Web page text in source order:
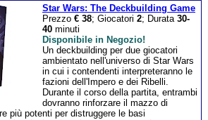
Star Wars: The Deckbuilding Game
Prezzo € 38; Giocatori 2; Durata 30-
40 minuti
Disponibile in Negozio!
Un deckbuilding per due giocatori
ambientato nell'universo di Star Wars
in cui i contendenti interpreteranno le
fazioni dell'Impero e dei Ribelli.
Durante il corso della partita, entrambi
dovranno rinforzare il mazzo di
più potenti per distruggere le basi